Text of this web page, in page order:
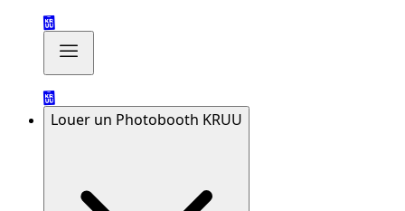
Louer un Photobooth KRUU